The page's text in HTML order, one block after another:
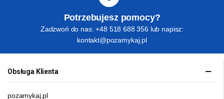
Potrzebujesz pomocy?
Zadzwoń do nas: +48 518 688 356 lub napisz:
kontakt@pozamykaj.pl
Obsługa Klienta
pozamykaj.pl